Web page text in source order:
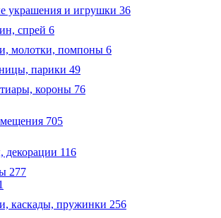
украшения и игрушки 36
спрей 6
молотки, помпоны 6
парики 49
короны 76
705
декорации 116
277
каскады, пружинки 256